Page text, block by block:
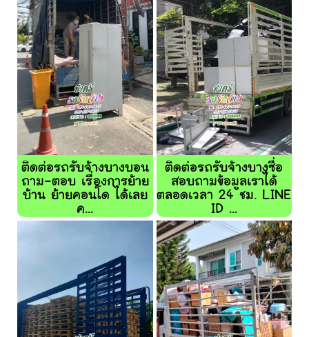
ติดต่อรถรับจ้างบางบอน
ถาม-ตอบ เรื่องการย้าย
บ้าน ย้ายคอนโด ได้เลย
ค...
ติดต่อรถรับจ้างบางซื่อ
สอบถามข้อมูลเราได้
ตลอดเวลา 24 ชม. LINE
ID ...